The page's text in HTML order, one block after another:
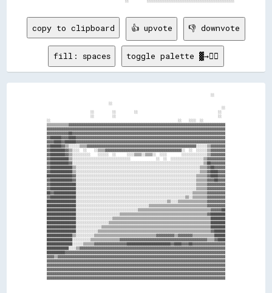
copy to clipboard 👍 upvote 👎 downvote
fill: spaces toggle palette ▓→✊🏽
                                                                                          ░░
                                  ░░
                                                                                                ░░
                        ░░          ░░          ░░                                            ░░
                        ░░          ░░                                                        ░░
░░                                                                      ░░    ░░░░  ░░
▒▒▒▒▒▒▒▒▒▒▒▒▓▓▓▓▓▓▓▓▓▓▓▓▓▓▓▓▓▓▓▓▓▓▓▓▓▓▓▓▓▓▓▓▓▓▓▓▓▓▓▓▓▓▓▓▓▓▓▓▓▓▓▓▓▓▓▓▓▓▓▓▓▓▓▓▓▓▓▓▓▓▓▓▓▓▓▓▓▓▓▓▓▓▓▓▓▓
▓▓▓▓▓▓▓▓▓▓▓▓▓▓▓▓▓▓▓▓▓▓▓▓▓▓▓▓▓▓▓▓▓▓▓▓▓▓▓▓▓▓▓▓▓▓▓▓▓▓▓▓▓▓▓▓▓▓▓▓▓▓▓▓▓▓▓▓▓▓▓▓▓▓▓▓▓▓▓▓▓▓▓▓▓▓▓▓▓▓▓▓▓▓▓▓▓▓
▓▓▓▓▓▓▓▓▓▓▓▓██▓▓▓▓▓▓▓▓▓▓▓▓▓▓▓▓▓▓▓▓▓▓▓▓▓▓▓▓▓▓▓▓▓▓▓▓▓▓▓▓▓▓▓▓▓▓▓▓▓▓▓▓▓▓▓▓▓▓▓▓▓▓▓▓▓▓▓▓▓▓▓▓▓▓▓▓▓▓▓▓▓▓▓▓
▓▓██████▓▓▓▓████▓▓▓▓▓▓▓▓▓▓▓▓▓▓▓▓▓▓▓▓▓▓▓▓▓▓▓▓▓▓▓▓▓▓▓▓▓▓▓▓▓▓▓▓▓▓▓▓▓▓▓▓▓▓▓▓▓▓▓▓▓▓▓▓▓▓▓▓▓▓▓▓▓▓▓▓▓▓▓▓▓▓
▓▓▓▓████▓▓██████▓▓▓▓▓▓▓▓▓▓▓▓▓▓▓▓▓▓▓▓▓▓▓▓▓▓▓▓▓▓▓▓▓▓▓▓▓▓▓▓▓▓▓▓▓▓▓▓▓▓▓▓▓▓▓▓▓▓▓▓▓▓▓▓▓▓▓▓▓▓▓▓▓▓▓▓▓▓▓▓▓▓
▓▓██████▓▓▒▒░░░░░░▒▒▒▒▓▓▓▓▓▓▓▓▓▓▓▓▓▓▓▓▓▓▓▓▓▓▓▓▓▓▓▓▓▓▓▓▓▓▓▓▓▓▓▓▓▓▓▓▓▓▓▓▓▓▓▓▓▓▓▓▓▓▓▓░░░░░░▒▒▓▓▓▓▓▓▓▓
▓▓████████▓▓▒▒░░░░  ░░    ░░▒▒▒▒▓▓▓▓▓▓▓▓▓▓▓▓▓▓▓▓▓▓▓▓▓▓▓▓▓▓▓▓▓▓▓▓▓▓▓▓▓▓▓▓▓▓░░  ░░  ░░░░░░▒▒▓▓▓▓▓▓▓▓
▓▓████████▓▓▒▒░░░░░░░░░░    ░░░░░░  ░░      ░░░░▒▒▒▒░░▒▒▒▒░░  ░░░░        ░░░░░░░░░░░░░░▒▒▓▓▓▓▓▓▓▓
▓▓██████████▒▒░░░░░░░░░░░░░░░░░░░░░░░░░░░░░░░░              ░░  ░░  ░░░░░░░░░░░░░░░░░░▒▒▓▓▓▓▓▓▓▓▓▓
▓▓██████████▓▓░░░░░░░░░░░░░░░░░░░░░░░░░░░░░░░░░░░░░░░░░░░░░░░░░░░░░░░░░░░░░░░░░░░░░░░░▒▒██▓▓▓▓▓▓▓▓
▓▓████████████▒▒░░░░░░░░░░░░░░░░░░░░░░░░░░░░░░░░░░░░░░░░░░░░░░░░░░░░░░░░░░░░░░░░░░░░▒▒▒▒▓▓██▓▓▓▓▓▓
▓▓████████████▒▒░░░░░░░░░░░░░░░░░░░░░░░░░░░░░░░░░░░░░░░░░░░░░░░░░░░░░░░░░░░░░░░░░░░░▒▒▒▒▓▓████▓▓▓▓
██████████████▓▓░░░░░░░░░░░░░░░░░░░░░░░░░░░░░░░░░░░░░░░░░░░░░░░░░░░░░░░░░░░░░░░░░░▒▒▒▒▒▒▓▓████▓▓▓▓
▓▓████████████▓▓░░░░░░░░░░░░░░░░░░░░░░░░░░░░░░░░░░░░░░░░░░░░░░░░░░░░░░░░░░░░░░░░░░▒▒▒▒▒▒▓▓▓▓██▓▓▓▓
▓▓██████████████░░░░░░░░░░░░░░░░░░░░░░░░░░░░░░░░░░░░░░░░░░░░░░░░░░░░░░░░░░░░░░░░░░▒▒▒▒▒▒▓▓▓▓▓▓▓▓▓▓
▓▓██████████████░░░░░░░░░░░░░░░░░░░░░░░░░░░░░░░░░░░░░░░░░░░░░░░░░░░░░░░░░░░░░░░░░░▒▒▒▒▒▒▓▓▓▓▓▓▓▓▓▓
██▓▓████████████░░░░░░░░░░░░░░░░░░░░░░░░░░░░░░░░░░░░░░░░░░░░░░░░░░░░░░░░░░░░░░░░▒▒▒▒▒▒▒▒▓▓▓▓▓▓▓▓▓▓
▓▓██████████████░░░░░░░░░░░░░░░░░░░░░░░░░░░░░░░░░░░░░░░░░░░░░░░░░░░░░░░░░░░░▒▒░░▒▒▒▒▒▒▒▒▓▓▓▓▓▓▓▓▓▓
████████████████░░░░░░░░░░░░░░░░░░░░░░░░░░░░░░░░░░░░░░░░░░░░░░░░░░▒▒░░░░▒▒▒▒▒▒▒▒▒▒▒▒▒▒▒▒▓▓▓▓▓▓▓▓▓▓
████████████████░░░░░░░░░░░░░░░░░░░░░░░░░░░░░░░░░░░░░░░░▒▒▒▒▒▒▒▒▒▒▒▒▒▒▒▒▒▒▒▒▒▒▒▒▒▒▒▒▒▒▒▒▓▓▓▓▓▓▓▓▓▓
████████████████░░░░░░░░░░░░░░░░░░░░░░░░░░░░░░░░░░▒▒▒▒▒▒▒▒▒▒▒▒▒▒▒▒▒▒▒▒▒▒▒▒▒▒▒▒▒▒▒▒▒▒▒▒▒▒▒▒▓▓▓▓▓▓██
████████████████░░░░░░░░░░░░░░░░░░░░░░░░▒▒▒▒▒▒▒▒▒▒▒▒▒▒▒▒▒▒▒▒▒▒▒▒▒▒▒▒▒▒▒▒▒▒▒▒▒▒▒▒▒▒▒▒▒▒▒▒▓▓████████
████████████████░░░░░░░░░░░░░░░░░░░░▒▒▒▒▒▒▒▒▒▒▒▒▒▒▒▒▒▒▒▒▒▒▒▒▒▒▒▒▒▒▒▒▒▒▒▒▒▒▒▒▒▒▒▒▒▒▒▒▒▒▒▒▒▒████████
████████████████░░░░░░░░░░░░░░░░░░▒▒▒▒▒▒▒▒▒▒▒▒▒▒▒▒▒▒▒▒▒▒▒▒▒▒▒▒▒▒▒▒▒▒▒▒▒▒▒▒▒▒▒▒▒▒▒▒▒▒▒▒▒▒▒▒████████
████████████████░░░░░░░░░░░░░░▒▒▒▒▒▒▒▒▒▒▒▒▒▒▒▒▒▒▒▒▒▒▒▒▒▒▒▒▒▒▒▒▒▒▒▒▒▒▒▒▒▒▒▒▒▒▒▒▒▒▒▒▒▒▒▒▒▒▒▒████████
████████████████░░░░░░░░░░░░▒▒▒▒▒▒▒▒▒▒▒▒▒▒▒▒▒▒▒▒▒▒▒▒▒▒▒▒▒▒▒▒▒▒▒▒▒▒▒▒▒▒▒▒▒▒▒▒▒▒▒▒▒▒▒▒▒▒▒▒▒▒▓▓██████
██████████████▒▒░░░░░░░░░░▒▒▒▒▒▒▒▒▒▒▒▒▒▒▒▒▒▒▒▒▒▒▒▒▒▒▒▒▒▒▒▒▒▒▓▓▓▓▓▓▓▓▓▓▒▒▓▓▓▓▓▓▓▓▒▒▒▒▒▒▒▒▒▒▒▒██████
██████████████░░░░░░░░░░▒▒▒▒▒▒▒▒▒▒▒▒▒▒▒▒▓▓▓▓▓▓▓▓▓▓▓▓▓▓▓▓▓▓▓▓▓▓▓▓▓▓▓▓▓▓▓▓▓▓▓▓▓▓▓▓▓▓▓▓▓▓▓▓▒▒▒▒▓▓████
██████████████░░░░░░▒▒▒▒▒▒▓▓▓▓▓▓▓▓▓▓▓▓▓▓▓▓▓▓████████████████████████▓▓████▓▓▓▓██▓▓▓▓▓▓▓▓▓▓▓▓▓▓▓▓▓▓
████████████░░░░▒▒▓▓▓▓▓▓▓▓▓▓▓▓▓▓▓▓▓▓▓▓▓▓▓▓▓▓▓▓▓▓▓▓▓▓▓▓▓▓▓▓▓▓▓▓▓▓▓▓▓▓▓▓▓▓▓▓▓▓▓▓▓▓▓▓▓▓▓▓▓▓▓▓▓▓▓▓▓▓▓▓
██████████▓▓▓▓▓▓▓▓▓▓▓▓▓▓▓▓▓▓▓▓▓▓▓▓▓▓▓▓▓▓▓▓▓▓▓▓▓▓▓▓▓▓▓▓▓▓▓▓▓▓▓▓▓▓▓▓▓▓▓▓▓▓▓▓▓▓▓▓▓▓▓▓▓▓▓▓▓▓▓▓▓▓▓▓▓▓▓▓
▓▓▓▓▒▒▓▓▓▓▓▓▓▓▓▓▓▓▓▓▓▓▓▓▓▓▓▓▓▓▓▓▓▓▓▓▓▓▓▓▓▓▓▓▓▓▓▓▓▓▓▓▓▓▓▓▓▓▓▓▓▓▓▓▓▓▓▓▓▓▓▓▓▓▓▓▓▓▓▓▓▓▓▓▓▓▓▓▓▓▓▓▓▓▓▓▓▓
▓▓▓▓▓▓▓▓▓▓▓▓▓▓▓▓▓▓▓▓▓▓▓▓▓▓▓▓▓▓▓▓▓▓▓▓▓▓▓▓▓▓▓▓▓▓▓▓▓▓▓▓▓▓▓▓▓▓▓▓▓▓▓▓▓▓▓▓▓▓▓▓▓▓▓▓▓▓▓▓▓▓▓▓▓▓▓▓▓▓▓▓▓▓▓▓▓▓
▓▓▓▓▓▓▓▓▓▓▓▓▓▓▓▓▓▓▓▓▓▓▓▓▓▓▓▓▓▓▓▓▓▓▓▓▓▓▓▓▓▓▓▓▓▓▓▓▓▓▓▓▓▓▓▓▓▓▓▓▓▓▓▓▓▓▓▓▓▓▓▓▓▓▓▓▓▓▓▓▓▓▓▓▓▓▓▓▓▓▓▓▓▓▓▓▓▓
▓▓▓▓▓▓▓▓▓▓▓▓▓▓▓▓▓▓▓▓▓▓▓▓▓▓▓▓▓▓▓▓▓▓▓▓▓▓▓▓▓▓▓▓▓▓▓▓▓▓▓▓▓▓▓▓▓▓▓▓▓▓▓▓▓▓▓▓▓▓▓▓▓▓▓▓▓▓▓▓▓▓▓▓▓▓▓▓▓▓▓▓▓▓▓▓▓▓
▓▓▓▓▓▓▓▓▓▓▓▓▓▓▓▓▓▓▓▓▓▓▓▓▓▓▓▓▓▓▓▓▓▓▓▓▓▓▓▓▓▓▓▓▓▓▓▓▓▓▓▓▓▓▓▓▓▓▓▓▓▓▓▓▓▓▓▓▓▓▓▓▓▓▓▓▓▓▓▓▓▓▓▓▓▓▓▓▓▓▓▓▓▓▓▓▓▓